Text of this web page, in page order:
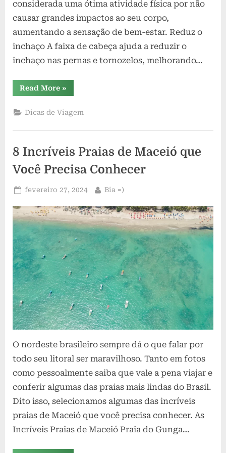
considerada uma ótima atividade física por não
causar grandes impactos ao seu corpo,
aumentando a sensação de bem-estar. Reduz o
inchaço A faixa de cabeça ajuda a reduzir o
inchaço nas pernas e tornozelos, melhorando…
Read More“5
Benefícios
uma
Caminhada
»
Dicas de Viagem
8 Incríveis Praias de Maceió que
Você Precisa Conhecer
Posted
fevereiro 27, 2024 By
Bia =)
O nordeste brasileiro sempre dá o que falar por
todo seu litoral ser maravilhoso. Tanto em fotos
como pessoalmente saiba que vale a pena viajar e
conferir algumas das praias mais lindas do Brasil.
Dito isso, selecionamos algumas das incríveis
praias de Maceió que você precisa conhecer. As
Incríveis Praias de Maceió Praia do Gunga…